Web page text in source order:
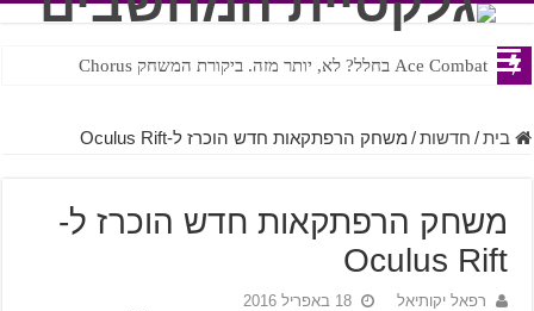
Ace Combat בחלל? לא, יותר מזה. ביקורת המשחק Chorus
Steven Universe והשירים שתורגמו בצורה נוראית לעברית
בית / חדשות / משחק הרפתקאות חדש הוכרז ל-Oculus Rift
משחק הרפתקאות חדש הוכרז ל-
Oculus Rift
רפאל יקותיאל
18 באפריל 2016